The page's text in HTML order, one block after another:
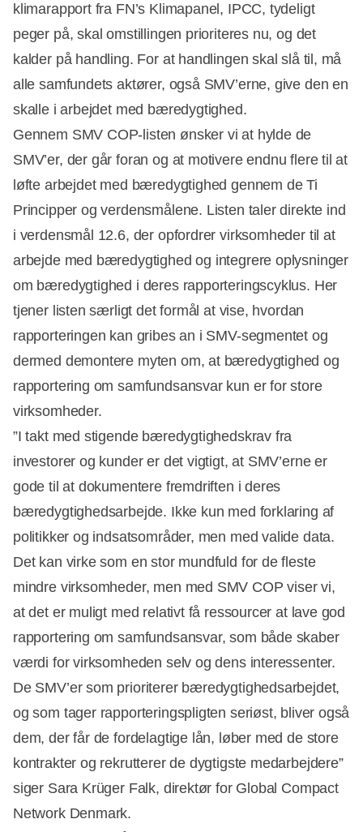
klimarapport fra FN’s Klimapanel, IPCC, tydeligt
peger på, skal omstillingen prioriteres nu, og det
kalder på handling. For at handlingen skal slå til, må
alle samfundets aktører, også SMV’erne, give den en
skalle i arbejdet med bæredygtighed.
Gennem SMV COP-listen ønsker vi at hylde de
SMV’er, der går foran og at motivere endnu flere til at
løfte arbejdet med bæredygtighed gennem de Ti
Principper og verdensmålene. Listen taler direkte ind
i verdensmål 12.6, der opfordrer virksomheder til at
arbejde med bæredygtighed og integrere oplysninger
om bæredygtighed i deres rapporteringscyklus. Her
tjener listen særligt det formål at vise, hvordan
rapporteringen kan gribes an i SMV-segmentet og
dermed demontere myten om, at bæredygtighed og
rapportering om samfundsansvar kun er for store
virksomheder.
”I takt med stigende bæredygtighedskrav fra
investorer og kunder er det vigtigt, at SMV’erne er
gode til at dokumentere fremdriften i deres
bæredygtighedsarbejde. Ikke kun med forklaring af
politikker og indsatsområder, men med valide data.
Det kan virke som en stor mundfuld for de fleste
mindre virksomheder, men med SMV COP viser vi,
at det er muligt med relativt få ressourcer at lave god
rapportering om samfundsansvar, som både skaber
værdi for virksomheden selv og dens interessenter.
De SMV’er som prioriterer bæredygtighedsarbejdet,
og som tager rapporteringspligten seriøst, bliver også
dem, der får de fordelagtige lån, løber med de store
kontrakter og rekrutterer de dygtigste medarbejdere”
siger Sara Krüger Falk, direktør for Global Compact
Network Denmark.